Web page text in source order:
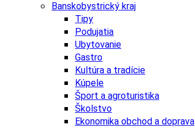
Banskobystrický kraj
Tipy
Podujatia
Ubytovanie
Gastro
Kultúra a tradície
Kúpele
Šport a agroturistika
Školstvo
Ekonomika obchod a doprava